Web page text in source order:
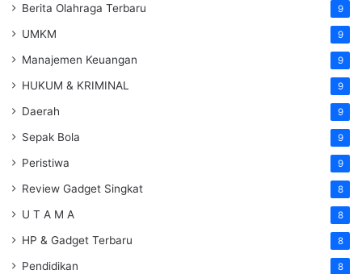
Berita Olahraga Terbaru 9
UMKM 9
Manajemen Keuangan 9
HUKUM & KRIMINAL 9
Daerah 9
Sepak Bola 9
Peristiwa 9
Review Gadget Singkat 8
U T A M A 8
HP & Gadget Terbaru 8
Pendidikan 8